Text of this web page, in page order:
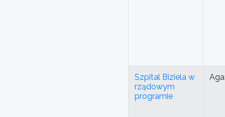
Szpital Biziela w
rządowym
programie